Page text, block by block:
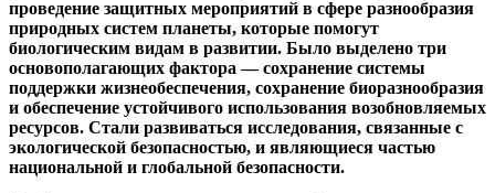
проведение защитных мероприятий в сфере разнообразия
природных систем планеты, которые помогут
биологическим видам в развитии. Было выделено три
основополагающих фактора — сохранение системы
поддержки жизнеобеспечения, сохранение биоразнообразия
и обеспечение устойчивого использования возобновляемых
ресурсов. Стали развиваться исследования, связанные с
экологической безопасностью, и являющиеся частью
национальной и глобальной безопасности.